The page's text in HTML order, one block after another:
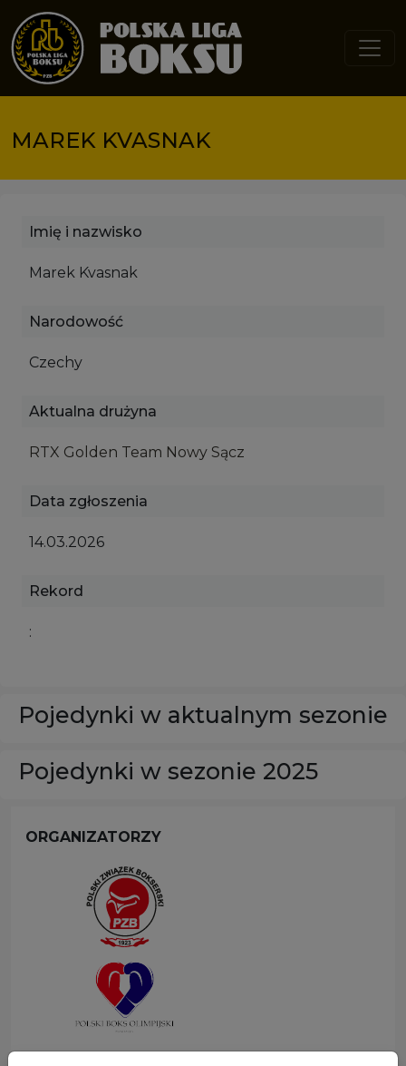
Przejdź do treści
MAREK KVASNAK
Imię i nazwisko
Marek Kvasnak
Narodowość
Czechy
Aktualna drużyna
RTX Golden Team Nowy Sącz
Data zgłoszenia
14.03.2026
Rekord
:
Pojedynki w aktualnym sezonie
Pojedynki w sezonie 2025
ORGANIZATORZY